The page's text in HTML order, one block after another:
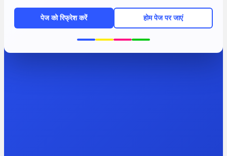
पेज को रिफ्रेश करें होम पेज पर जाएं